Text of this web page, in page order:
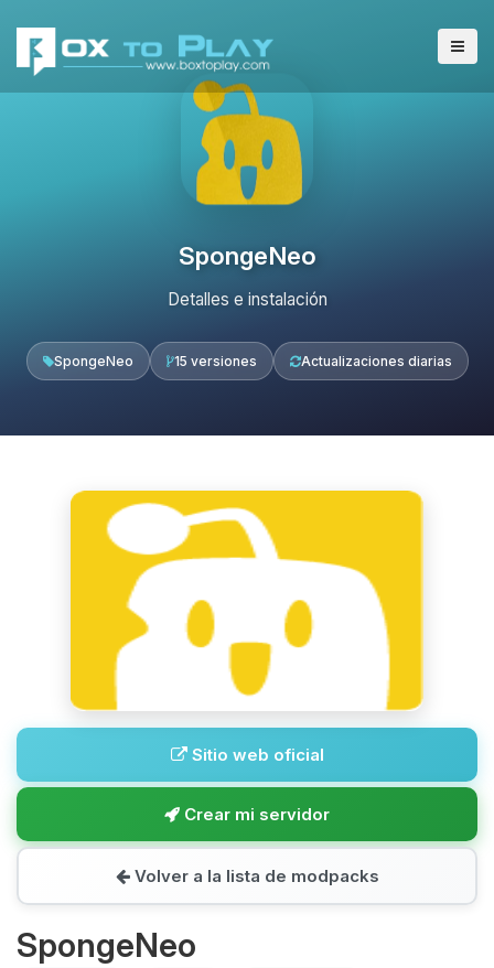
SpongeNeo
Detalles e instalación
SpongeNeo 15 versiones Actualizaciones diarias
Sitio web oficial
Crear mi servidor
Volver a la lista de modpacks
SpongeNeo